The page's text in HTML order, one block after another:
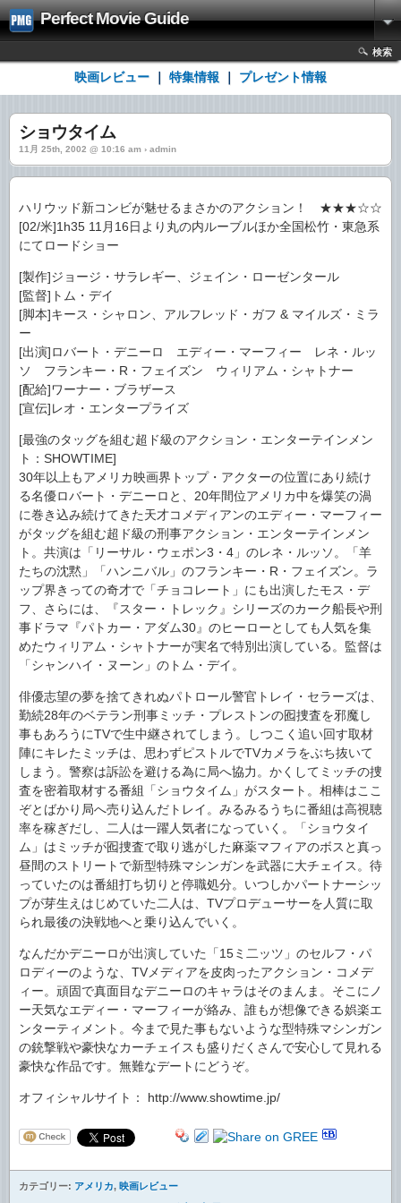
Perfect Movie Guide
検索
映画レビュー 特集情報 プレゼント情報
ショウタイム
11月 25th, 2002 @ 10:16 am › admin
ハリウッド新コンビが魅せるまさかのアクション！ ★★★☆☆
[02/米]1h35 11月16日より丸の内ルーブルほか全国松竹・東急系
にてロードショー
[製作]ジョージ・サラレギー、ジェイン・ローゼンタール
[監督]トム・デイ
[脚本]キース・シャロン、アルフレッド・ガフ & マイルズ・ミラ
ー
[出演]ロバート・デニーロ エディー・マーフィー レネ・ルッ
ソ フランキー・R・フェイズン ウィリアム・シャトナー
[配給]ワーナー・ブラザース
[宣伝]レオ・エンタープライズ
[最強のタッグを組む超ド級のアクション・エンターテインメン
ト：SHOWTIME]
30年以上もアメリカ映画界トップ・アクターの位置にあり続け
る名優ロバート・デニーロと、20年間位アメリカ中を爆笑の渦
に巻き込み続けてきた天才コメディアンのエディー・マーフィー
がタッグを組む超ド級の刑事アクション・エンターテインメン
ト。共演は「リーサル・ウェポン3・4」のレネ・ルッソ。「羊
たちの沈黙」「ハンニバル」のフランキー・R・フェイズン。ラ
ップ界きっての奇才で「チョコレート」にも出演したモス・デ
フ、さらには、『スター・トレック』シリーズのカーク船長や刑
事ドラマ『パトカー・アダム30』のヒーローとしても人気を集
めたウィリアム・シャトナーが実名で特別出演している。監督は
「シャンハイ・ヌーン」のトム・デイ。
俳優志望の夢を捨てきれぬパトロール警官トレイ・セラーズは、
勤続28年のベテラン刑事ミッチ・プレストンの囮捜査を邪魔し
事もあろうにTVで生中継されてしまう。しつこく追い回す取材
陣にキレたミッチは、思わずピストルでTVカメラをぶち抜いて
しまう。警察は訴訟を避ける為に局へ協力。かくしてミッチの捜
査を密着取材する番組「ショウタイム」がスタート。相棒はここ
ぞとばかり局へ売り込んだトレイ。みるみるうちに番組は高視聴
率を稼ぎだし、二人は一躍人気者になっていく。「ショウタイ
ム」はミッチが囮捜査で取り逃がした麻薬マフィアのボスと真っ
昼間のストリートで新型特殊マシンガンを武器に大チェイス。待
っていたのは番組打ち切りと停職処分。いつしかパートナーシッ
プが芽生えはじめていた二人は、TVプロデューサーを人質に取
られ最後の決戦地へと乗り込んでいく。
なんだかデニーロが出演していた「15ミ二ッツ」のセルフ・パ
ロディーのような、TVメディアを皮肉ったアクション・コメデ
ィー。頑固で真面目なデニーロのキャラはそのまんま。そこにノ
ー天気なエディー・マーフィーが絡み、誰もが想像できる娯楽エ
ンターティメント。今まで見た事もないような型特殊マシンガン
の銃撃戦や豪快なカーチェイスも盛りだくさんで安心して見れる
豪快な作品です。無難なデートにどうぞ。
オフィシャルサイト： http://www.showtime.jp/
カテゴリー: アメリカ, 映画レビュー